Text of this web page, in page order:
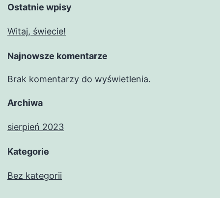
Ostatnie wpisy
Witaj, świecie!
Najnowsze komentarze
Brak komentarzy do wyświetlenia.
Archiwa
sierpień 2023
Kategorie
Bez kategorii